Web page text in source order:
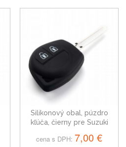
Silikonový obal, púzdro
kľúča, čierny pre Suzuki
cena s DPH: 7,00 €